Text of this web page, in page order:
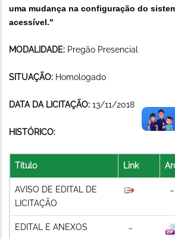
uma mudança na configuração do
acessível."
MODALIDADE: Pregão Presencial
SITUAÇÃO: Homologado
DATA DA LICITAÇÃO: 13/11/2018
HISTÓRICO:
Título Link
AVISO DE EDITAL DE
LICITAÇÃO
EDITAL E ANEXOS